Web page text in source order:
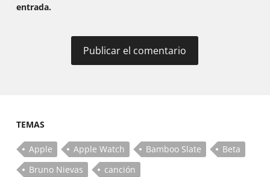
entrada.
TEMAS
Apple Apple Watch Bamboo Slate
Beta
Bruno Nievas
canción